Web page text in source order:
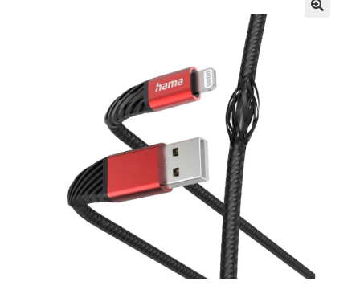
Оставить отзыв
Оформление заказа
Подтверждение заказа